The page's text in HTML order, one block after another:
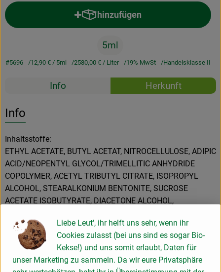
Veranstaltungen
hinzufügen
Produkt zum Warenkorb
5ml
#5696 12,90 € / 5ml 2580,00 € / Liter 19% MwSt Handelsklasse II
Rezepte
Info Herkunft
Info
Inhaltsstoffe:
ETHYL ACETATE, BUTYL ACETAT, NITROCELLULOSE, ADIPIC
ACID/NEOPENTYL GLYCOL/TRIMELLITIC ANHYDRIDE
COPOLYMER, ACETYL TRIBUTYL CITRATE, ISOPROPYL
ALCOHOL, STEARALKONIUM BENTONITE, SUCROSE
ACETATE ISOBUTYRATE, DIACETONE ALCOHOL,
COPOLYMER, PENTAERYTHRIL TETRAISOSTEARATE,
PHOSPHORIC ACID, MICA, CI 77891, CI 77491
Liebe Leut', ihr helft uns sehr, wenn ihr
Cookies zulasst (bei uns sind es sogar Bio-
Kekse!) und uns somit erlaubt, Daten für
unser Marketing zu sammeln. Da wir eure Privatsphäre